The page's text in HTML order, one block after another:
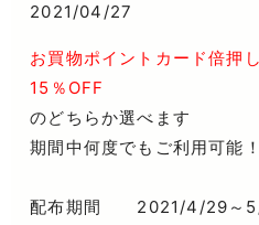
2021/04/27
お買物ポイントカード倍押し
15％OFF
のどちらか選べます
期間中何度でもご利用可能！
配布期間 2021/4/29～